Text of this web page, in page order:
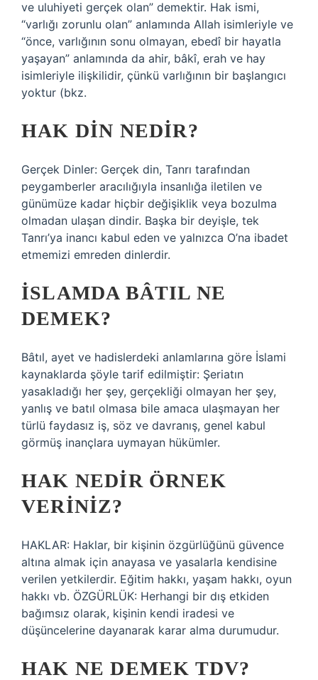
ve uluhiyeti gerçek olan” demektir. Hak ismi,
“varlığı zorunlu olan” anlamında Allah isimleriyle ve
“önce, varlığının sonu olmayan, ebedî bir hayatla
yaşayan” anlamında da ahir, bâkî, erah ve hay
isimleriyle ilişkilidir, çünkü varlığının bir başlangıcı
yoktur (bkz.
HAK DIN NEDIR?
Gerçek Dinler: Gerçek din, Tanrı tarafından
peygamberler aracılığıyla insanlığa iletilen ve
günümüze kadar hiçbir değişiklik veya bozulma
olmadan ulaşan dindir. Başka bir deyişle, tek
Tanrı’ya inancı kabul eden ve yalnızca O’na ibadet
etmemizi emreden dinlerdir.
İSLAMDA BÂTIL NE
DEMEK?
Bâtıl, ayet ve hadislerdeki anlamlarına göre İslami
kaynaklarda şöyle tarif edilmiştir: Şeriatın
yasakladığı her şey, gerçekliği olmayan her şey,
yanlış ve batıl olmasa bile amaca ulaşmayan her
türlü faydasız iş, söz ve davranış, genel kabul
görmüş inançlara uymayan hükümler.
HAK NEDIR ÖRNEK
VERINIZ?
HAKLAR: Haklar, bir kişinin özgürlüğünü güvence
altına almak için anayasa ve yasalarla kendisine
verilen yetkilerdir. Eğitim hakkı, yaşam hakkı, oyun
hakkı vb. ÖZGÜRLÜK: Herhangi bir dış etkiden
bağımsız olarak, kişinin kendi iradesi ve
düşüncelerine dayanarak karar alma durumudur.
HAK NE DEMEK TDV?